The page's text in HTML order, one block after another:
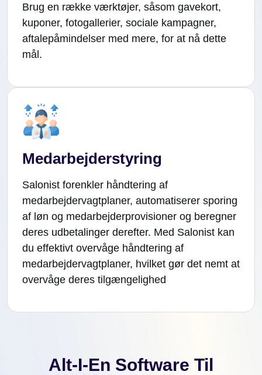
Brug en række værktøjer, såsom gavekort,
kuponer, fotogallerier, sociale kampagner,
aftalepåmindelser med mere, for at nå dette
mål.
Medarbejderstyring
Salonist forenkler håndtering af
medarbejdervagtplaner, automatiserer sporing
af løn og medarbejderprovisioner og beregner
deres udbetalinger derefter. Med Salonist kan
du effektivt overvåge håndtering af
medarbejdervagtplaner, hvilket gør det nemt at
overvåge deres tilgængelighed
Alt-I-En Software Til